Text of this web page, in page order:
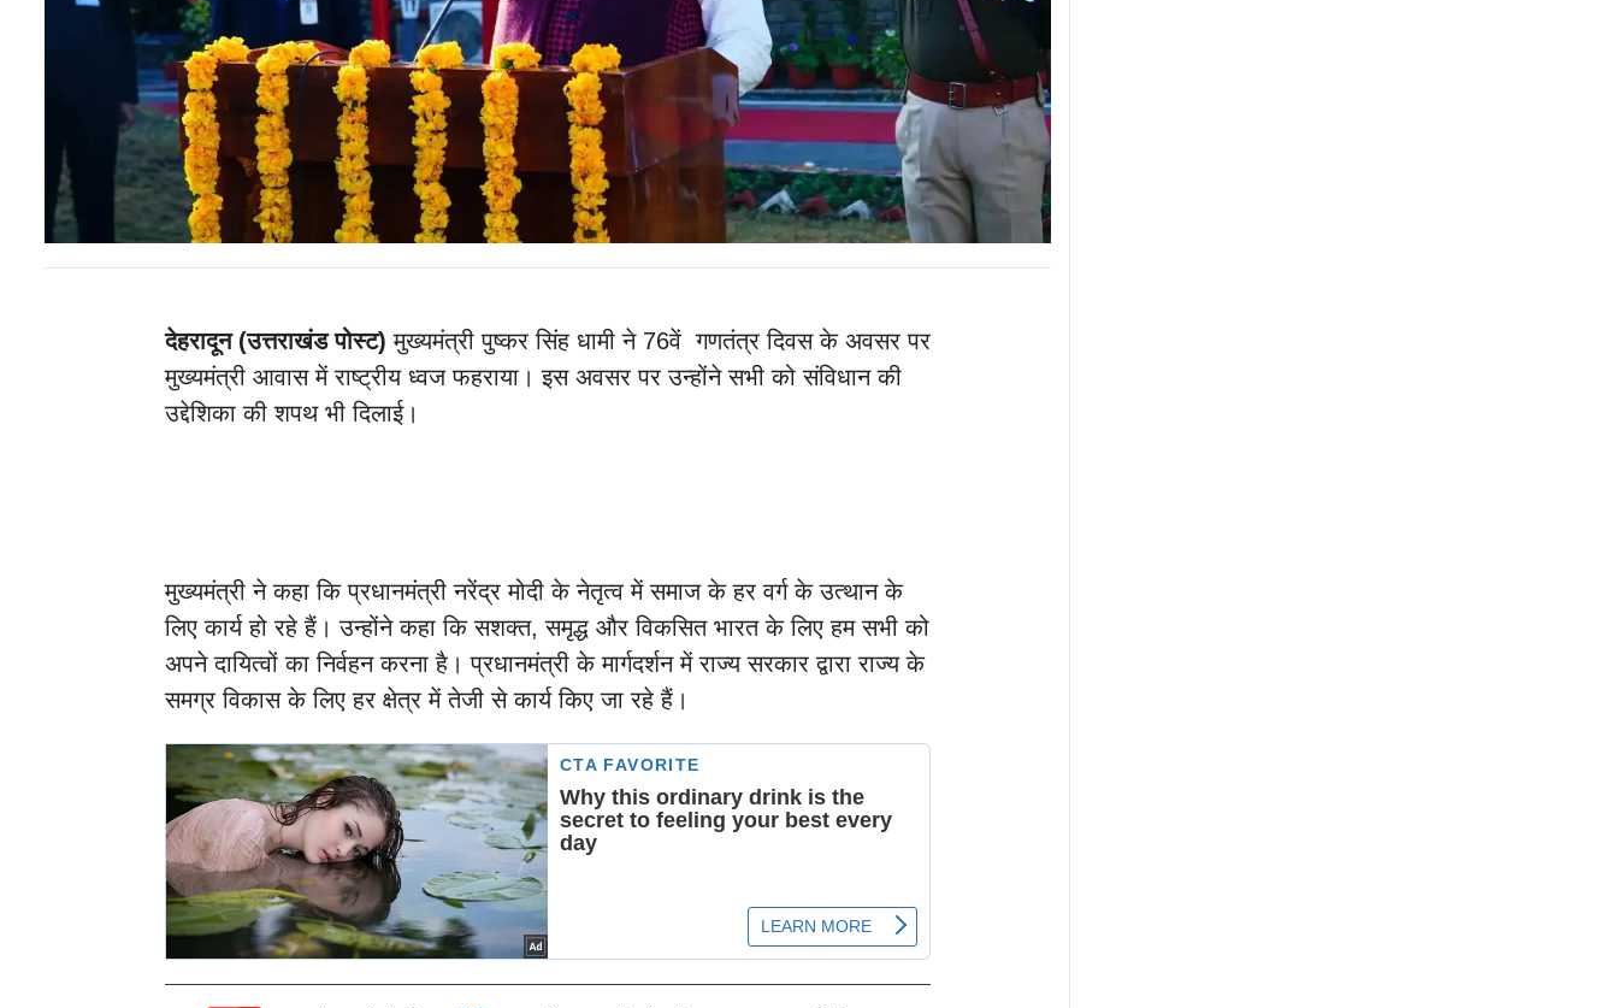
देहरादून (उत्तराखंड पोस्ट)मुख्यमंत्री पुष्कर सिंह धामी ने 76वें गणतंत्र दिवस के अवसर पर
मुख्यमंत्री आवास में राष्ट्रीय ध्वज फहराया। इस अवसर पर उन्होंने सभी को संविधान की
उद्देशिका की शपथ भी दिलाई।
मुख्यमंत्री ने कहा कि प्रधानमंत्री नरेंद्र मोदी के नेतृत्व में समाज के हर वर्ग के उत्थान के
लिए कार्य हो रहे हैं। उन्होंने कहा कि सशक्त, समृद्ध और विकसित भारत के लिए हम सभी को
अपने दायित्वों का निर्वहन करना है। प्रधानमंत्री के मार्गदर्शन में राज्य सरकार द्वारा राज्य के
समग्र विकास के लिए हर क्षेत्र में तेजी से कार्य किए जा रहे हैं।